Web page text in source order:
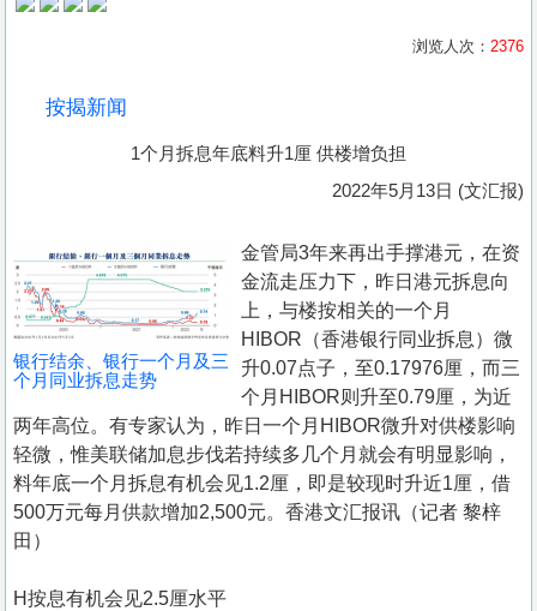
产
置
业
手
册
关
於
我
们
浏览人次： 2376
按揭新闻
1个月拆息年底料升1厘 供楼增负担
2022年5月13日 (文汇报)
银行结余、银行一个月及三
个月同业拆息走势
金管局3年来再出手撑港元，在资
金流走压力下，昨日港元拆息向
上，与楼按相关的一个月
HIBOR（香港银行同业拆息）微
升0.07点子，至0.17976厘，而三
个月HIBOR则升至0.79厘，为近
两年高位。有专家认为，昨日一个月HIBOR微升对供楼影响
轻微，惟美联储加息步伐若持续多几个月就会有明显影响，
料年底一个月拆息有机会见1.2厘，即是较现时升近1厘，借
500万元每月供款增加2,500元。香港文汇报讯（记者 黎梓
田）
H按息有机会见2.5厘水平